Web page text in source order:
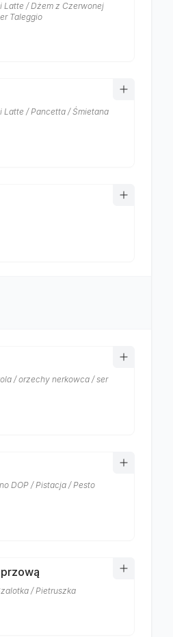
Latte / Dżem z Czerwonej
Taleggio
Latte / Pancetta / Śmietana
/ orzechy nerkowca / ser
DOP / Pistacja / Pesto
/ Pietruszka